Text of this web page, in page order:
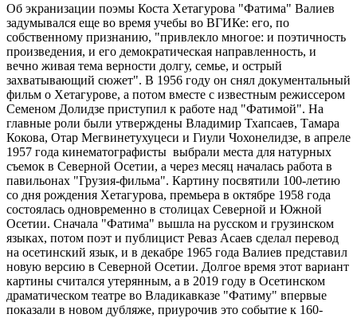
Об экранизации поэмы Коста Хетагурова "Фатима" Валиев
задумывался еще во время учебы во ВГИКе: его, по
собственному признанию, "привлекло многое: и поэтичность
произведения, и его демократическая направленность, и
вечно живая тема верности долгу, семье, и острый
захватывающий сюжет". В 1956 году он снял документальный
фильм о Хетагурове, а потом вместе с известным режиссером
Семеном Долидзе приступил к работе над "Фатимой". На
главные роли были утверждены Владимир Тхапсаев, Тамара
Кокова, Отар Мегвинетухуцеси и Гиули Чохонелидзе, в апреле
1957 года кинематографисты выбрали места для натурных
съемок в Северной Осетии, а через месяц началась работа в
павильонах "Грузия-фильма". Картину посвятили 100-летию
со дня рождения Хетагурова, премьера в октябре 1958 года
состоялась одновременно в столицах Северной и Южной
Осетии. Сначала "Фатима" вышла на русском и грузинском
языках, потом поэт и публицист Реваз Асаев сделал перевод
на осетинский язык, и в декабре 1965 года Валиев представил
новую версию в Северной Осетии. Долгое время этот вариант
картины считался утерянным, а в 2019 году в Осетинском
драматическом театре во Владикавказе "Фатиму" впервые
показали в новом дубляже, приурочив это событие к 160-